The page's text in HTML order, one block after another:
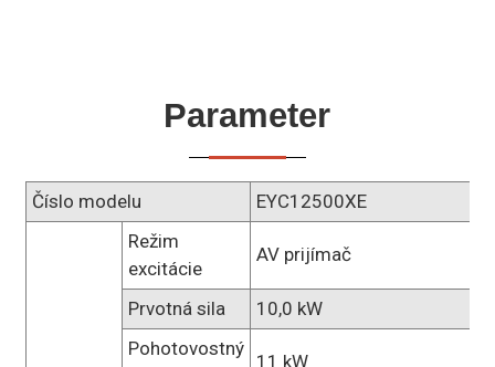
Parameter
Číslo modelu
EYC12500XE
Režim
excitácie
AV prijímač
Prvotná sila
10,0 kW
Pohotovostný
11 kW